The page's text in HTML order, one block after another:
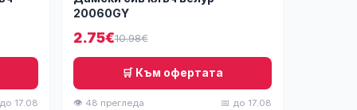
17.08
20060GY
2.75€10.98€
🛒 Към офертата
👁 48 прегледа 📅 до 17.08